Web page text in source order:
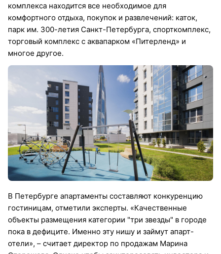
комплекса находится все необходимое для
комфортного отдыха, покупок и развлечений: каток,
парк им. 300-летия Санкт-Петербурга, спорткомплекс,
торговый комплекс с аквапарком «Питерленд» и
многое другое.
В Петербурге апартаменты составляют конкуренцию
гостиницам, отметили эксперты. «Качественные
объекты размещения категории "три звезды" в городе
пока в дефиците. Именно эту нишу и займут апарт-
отели», – считает директор по продажам Марина